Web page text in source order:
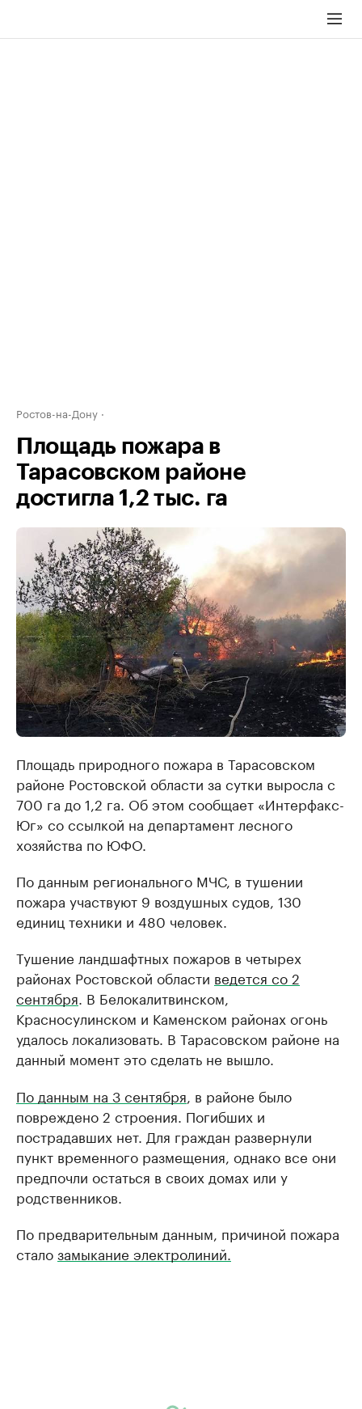
Ростов-на-Дону
Площадь пожара в
Тарасовском районе
достигла 1,2 тыс. га
Площадь природного пожара в Тарасовском
районе Ростовской области за сутки выросла с
700 га до 1,2 га. Об этом сообщает «Интерфакс-
Юг» со ссылкой на департамент лесного
хозяйства по ЮФО.
По данным регионального МЧС, в тушении
пожара участвуют 9 воздушных судов, 130
единиц техники и 480 человек.
Тушение ландшафтных пожаров в четырех
районах Ростовской области ведется со 2
сентября . В Белокалитвинском,
Красносулинском и Каменском районах огонь
удалось локализовать. В Тарасовском районе на
данный момент это сделать не вышло.
По данным на 3 сентября , в районе было
повреждено 2 строения. Погибших и
пострадавших нет. Для граждан развернули
пункт временного размещения, однако все они
предпочли остаться в своих домах или у
родственников.
По предварительным данным, причиной пожара
сталозамыкание электролиний.